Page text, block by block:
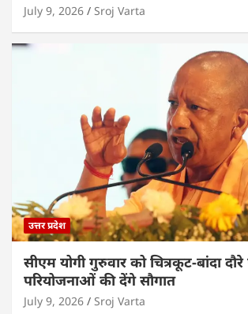
July 9, 2026 Sroj Varta
उत्तर प्रदेश
सीएम योगी गुरुवार को चित्रकूट-बांदा
परियोजनाओं की देंगे सौगात
July 9, 2026 Sroj Varta